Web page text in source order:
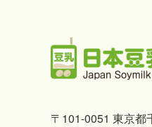
〒101-0051 東京都